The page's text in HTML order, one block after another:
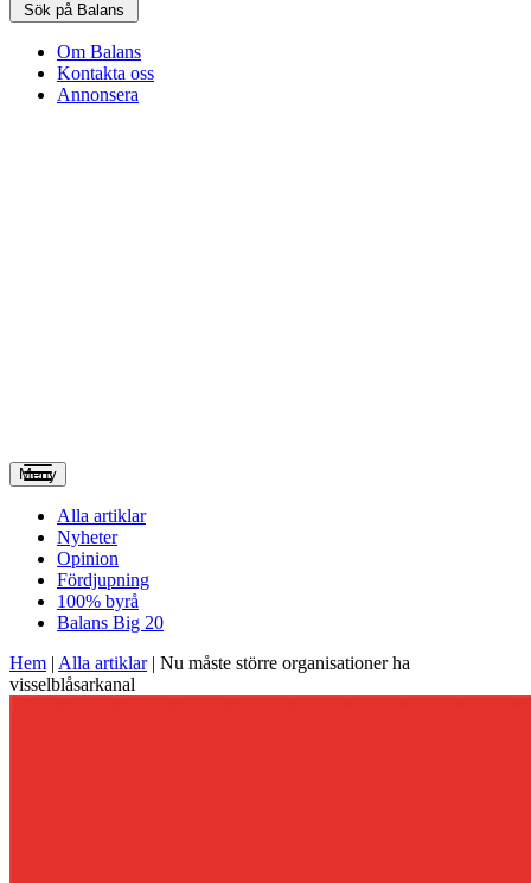
Sök på Balans
Om Balans
Kontakta oss
Annonsera
Meny
Alla artiklar
Nyheter
Opinion
Fördjupning
100% byrå
Balans Big 20
Hem | Alla artiklar| Nu måste större organisationer ha
visselblåsarkanal